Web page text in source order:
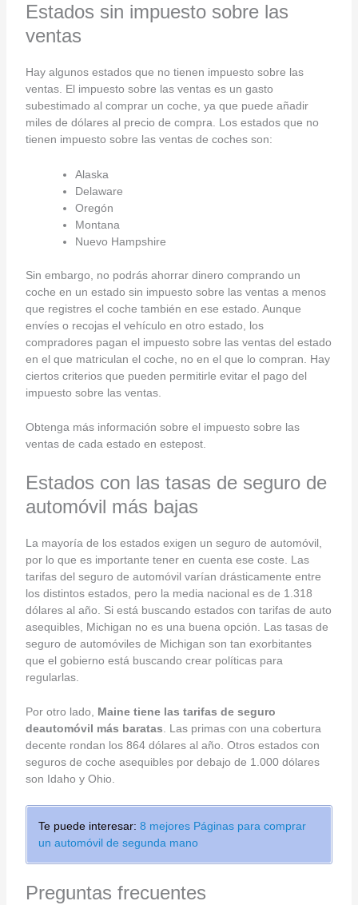
Estados sin impuesto sobre las
ventas
Hay algunos estados que no tienen impuesto sobre las
ventas. El impuesto sobre las ventas es un gasto
subestimado al comprar un coche, ya que puede añadir
miles de dólares al precio de compra. Los estados que no
tienen impuesto sobre las ventas de coches son:
Alaska
Delaware
Oregón
Montana
Nuevo Hampshire
Sin embargo, no podrás ahorrar dinero comprando un
coche en un estado sin impuesto sobre las ventas a menos
que registres el coche también en ese estado. Aunque
envíes o recojas el vehículo en otro estado, los
compradores pagan el impuesto sobre las ventas del estado
en el que matriculan el coche, no en el que lo compran. Hay
ciertos criterios que pueden permitirle evitar el pago del
impuesto sobre las ventas.
Obtenga más información sobre el impuesto sobre las
ventas de cada estado en estepost.
Estados con las tasas de seguro de
automóvil más bajas
La mayoría de los estados exigen un seguro de automóvil,
por lo que es importante tener en cuenta ese coste. Las
tarifas del seguro de automóvil varían drásticamente entre
los distintos estados, pero la media nacional es de 1.318
dólares al año. Si está buscando estados con tarifas de auto
asequibles, Michigan no es una buena opción. Las tasas de
seguro de automóviles de Michigan son tan exorbitantes
que el gobierno está buscando crear políticas para
regularlas.
Por otro lado, Maine tiene las tarifas de seguro
deautomóvil más baratas . Las primas con una cobertura
decente rondan los 864 dólares al año. Otros estados con
seguros de coche asequibles por debajo de 1.000 dólares
son Idaho y Ohio.
Te puede interesar: 8 mejores Páginas para comprar
un automóvil de segunda mano
Preguntas frecuentes